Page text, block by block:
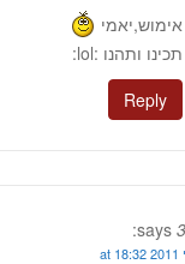
אימוש,יאמי
תכינו ותהנו :lol:
Reply
says: